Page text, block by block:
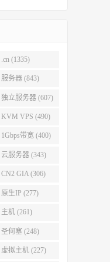
.cn (1335)
服务器 (843)
独立服务器 (607)
KVM VPS (490)
1Gbps带宽 (400)
云服务器 (343)
CN2 GIA (306)
原生IP (277)
主机 (261)
圣何塞 (248)
虚拟主机 (227)